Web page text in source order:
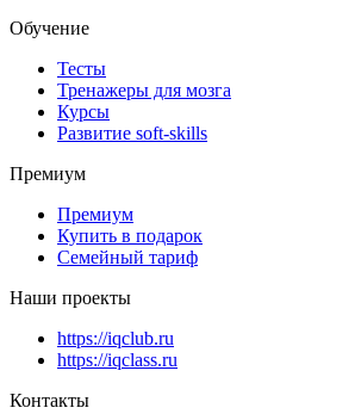
Обучение
Тесты
Тренажеры для мозга
Курсы
Развитие soft-skills
Премиум
Премиум
Купить в подарок
Семейный тариф
Наши проекты
https://iqclub.ru
https://iqclass.ru
Контакты